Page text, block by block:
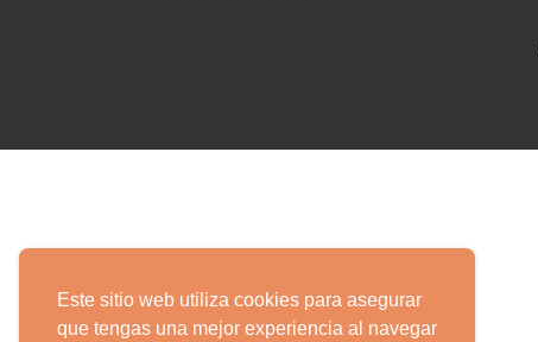
Este sitio web utiliza cookies para asegurar
que tengas una mejor experiencia al navegar